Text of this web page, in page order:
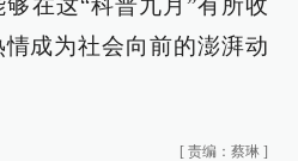
在这“科普九月”有所收
成为社会向前的澎湃动
[ 责编：蔡琳 ]